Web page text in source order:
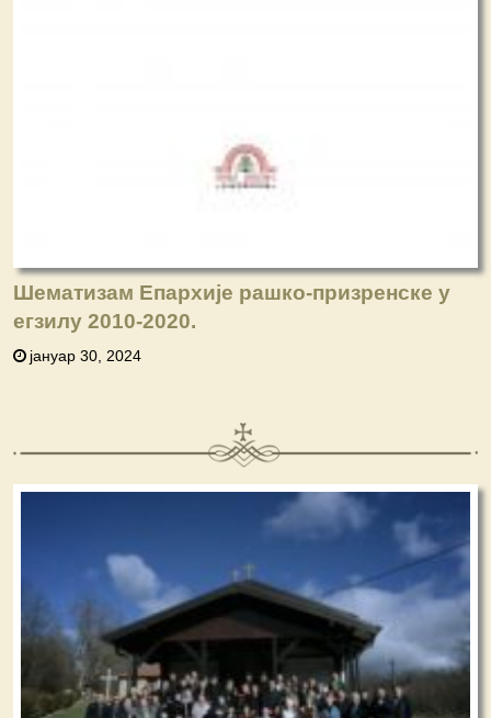
Шематизам Епархије рашко-призренске у
егзилу 2010-2020.
јануар 30, 2024